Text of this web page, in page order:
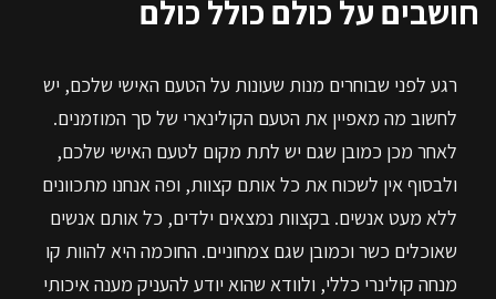
חושבים על כולם כולל כולם
רגע לפני שבוחרים מנות שעונות על הטעם האישי שלכם, יש
לחשוב מה מאפיין את הטעם הקולינארי של סך המוזמנים.
לאחר מכן כמובן שגם יש לתת מקום לטעם האישי שלכם,
ולבסוף אין לשכוח את כל אותם קצוות, ופה אנחנו מתכוונים
ללא מעט אנשים. בקצוות נמצאים ילדים, כל אותם אנשים
שאוכלים כשר וכמובן שגם צמחוניים. החוכמה היא להוות קו
מנחה קולינרי כללי, ולוודא שהוא יודע להעניק מענה איכותי